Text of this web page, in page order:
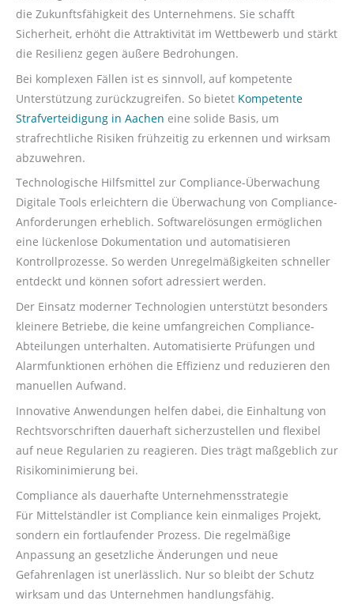
die Zukunftsfähigkeit des Unternehmens. Sie schafft
Sicherheit, erhöht die Attraktivität im Wettbewerb und stärkt
die Resilienz gegen äußere Bedrohungen.
Bei komplexen Fällen ist es sinnvoll, auf kompetente
Unterstützung zurückzugreifen. So bietet Kompetente
Strafverteidigung in Aachen eine solide Basis, um
strafrechtliche Risiken frühzeitig zu erkennen und wirksam
abzuwehren.
Technologische Hilfsmittel zur Compliance-Überwachung
Digitale Tools erleichtern die Überwachung von Compliance-
Anforderungen erheblich. Softwarelösungen ermöglichen
eine lückenlose Dokumentation und automatisieren
Kontrollprozesse. So werden Unregelmäßigkeiten schneller
entdeckt und können sofort adressiert werden.
Der Einsatz moderner Technologien unterstützt besonders
kleinere Betriebe, die keine umfangreichen Compliance-
Abteilungen unterhalten. Automatisierte Prüfungen und
Alarmfunktionen erhöhen die Effizienz und reduzieren den
manuellen Aufwand.
Innovative Anwendungen helfen dabei, die Einhaltung von
Rechtsvorschriften dauerhaft sicherzustellen und flexibel
auf neue Regularien zu reagieren. Dies trägt maßgeblich zur
Risikominimierung bei.
Compliance als dauerhafte Unternehmensstrategie
Für Mittelständler ist Compliance kein einmaliges Projekt,
sondern ein fortlaufender Prozess. Die regelmäßige
Anpassung an gesetzliche Änderungen und neue
Gefahrenlagen ist unerlässlich. Nur so bleibt der Schutz
wirksam und das Unternehmen handlungsfähig.